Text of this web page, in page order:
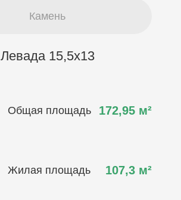
Камень
Левада 15,5х13
Общая площадь 172,95 м²
Жилая площадь 107,3 м²